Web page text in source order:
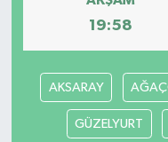
19:58
AKSARAY
GÜZELYURT